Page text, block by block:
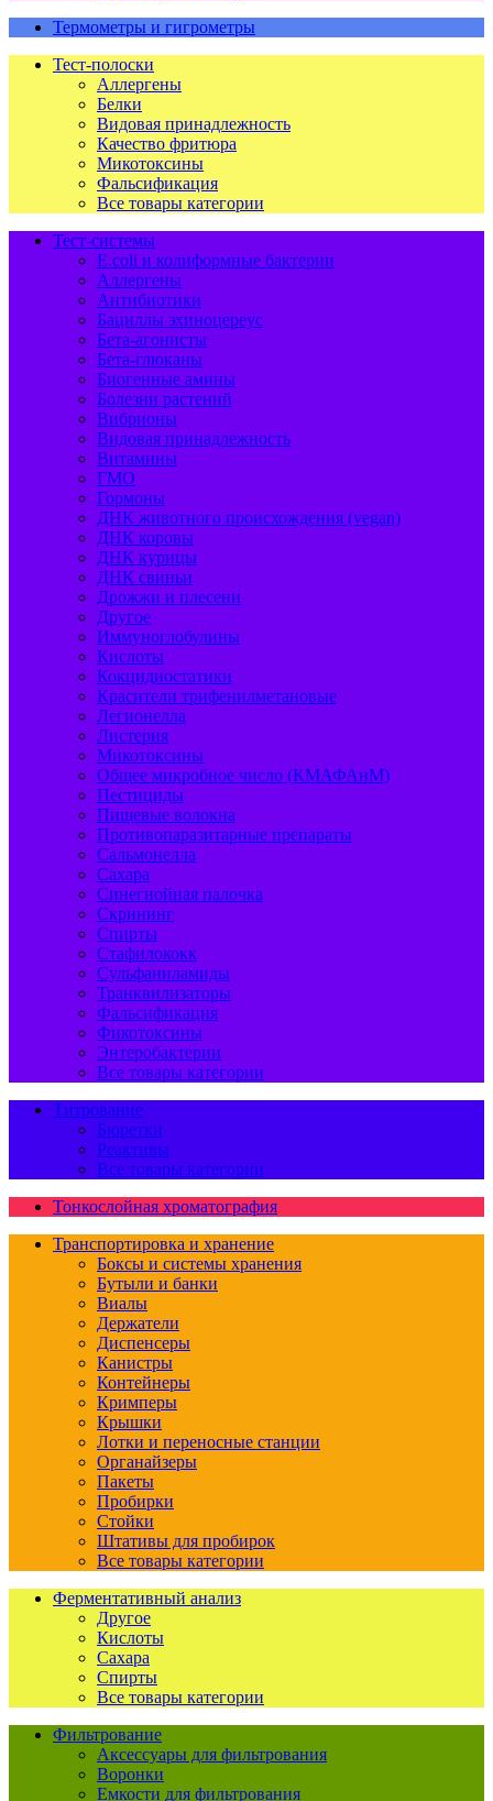
Термометры и гигрометры
Тест-полоски
Аллергены
Белки
Видовая принадлежность
Качество фритюра
Микотоксины
Фальсификация
Все товары категории
Тест-системы
E.coli и колиформные бактерии
Аллергены
Антибиотики
Бациллы эхиноцереус
Бета-агонисты
Бета-глюканы
Биогенные амины
Болезни растений
Вибрионы
Видовая принадлежность
Витамины
ГМО
Гормоны
ДНК животного происхождения (vegan)
ДНК коровы
ДНК курицы
ДНК свиньи
Дрожжи и плесени
Другое
Иммуноглобулины
Кислоты
Кокцидиостатики
Красители трифенилметановые
Легионелла
Листерия
Микотоксины
Общее микробное число (КМАФАнМ)
Пестициды
Пищевые волокна
Противопаразитарные препараты
Сальмонелла
Сахара
Синегнойная палочка
Скрининг
Спирты
Стафилококк
Сульфаниламиды
Транквилизаторы
Фальсификация
Фикотоксины
Энтеробактерии
Все товары категории
Титрование
Бюретки
Реактивы
Все товары категории
Тонкослойная хроматография
Транспортировка и хранение
Боксы и системы хранения
Бутыли и банки
Виалы
Держатели
Диспенсеры
Канистры
Контейнеры
Кримперы
Крышки
Лотки и переносные станции
Органайзеры
Пакеты
Пробирки
Стойки
Штативы для пробирок
Все товары категории
Ферментативный анализ
Другое
Кислоты
Сахара
Спирты
Все товары категории
Фильтрование
Аксессуары для фильтрования
Воронки
Емкости для фильтрования